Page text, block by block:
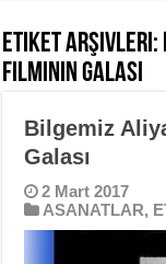
Etiket Arşivleri:
Filminin Galası
Bilgemiz
Galası
2 Mart 2017
ASANATLAR,